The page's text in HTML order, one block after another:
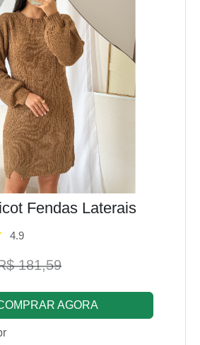
Fendas Laterais
4.9
181,59
AGORA